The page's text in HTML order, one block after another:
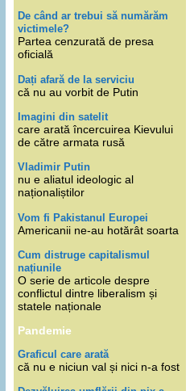
De când ar trebui să numărăm
victimele?
Partea cenzurată de presa
oficială
Dați afară de la serviciu
că nu au vorbit de Putin
Imagini din satelit
care arată încercuirea Kievului
de către armata rusă
Vladimir Putin
nu e aliatul ideologic al
naționaliștilor
Vom fi Pakistanul Europei
Americanii ne-au hotărât soarta
Cum distruge capitalismul
națiunile
O serie de articole despre
conflictul dintre liberalism și
statele naționale
Pandemie
Graficul care arată
că nu e niciun val și nici n-a fost